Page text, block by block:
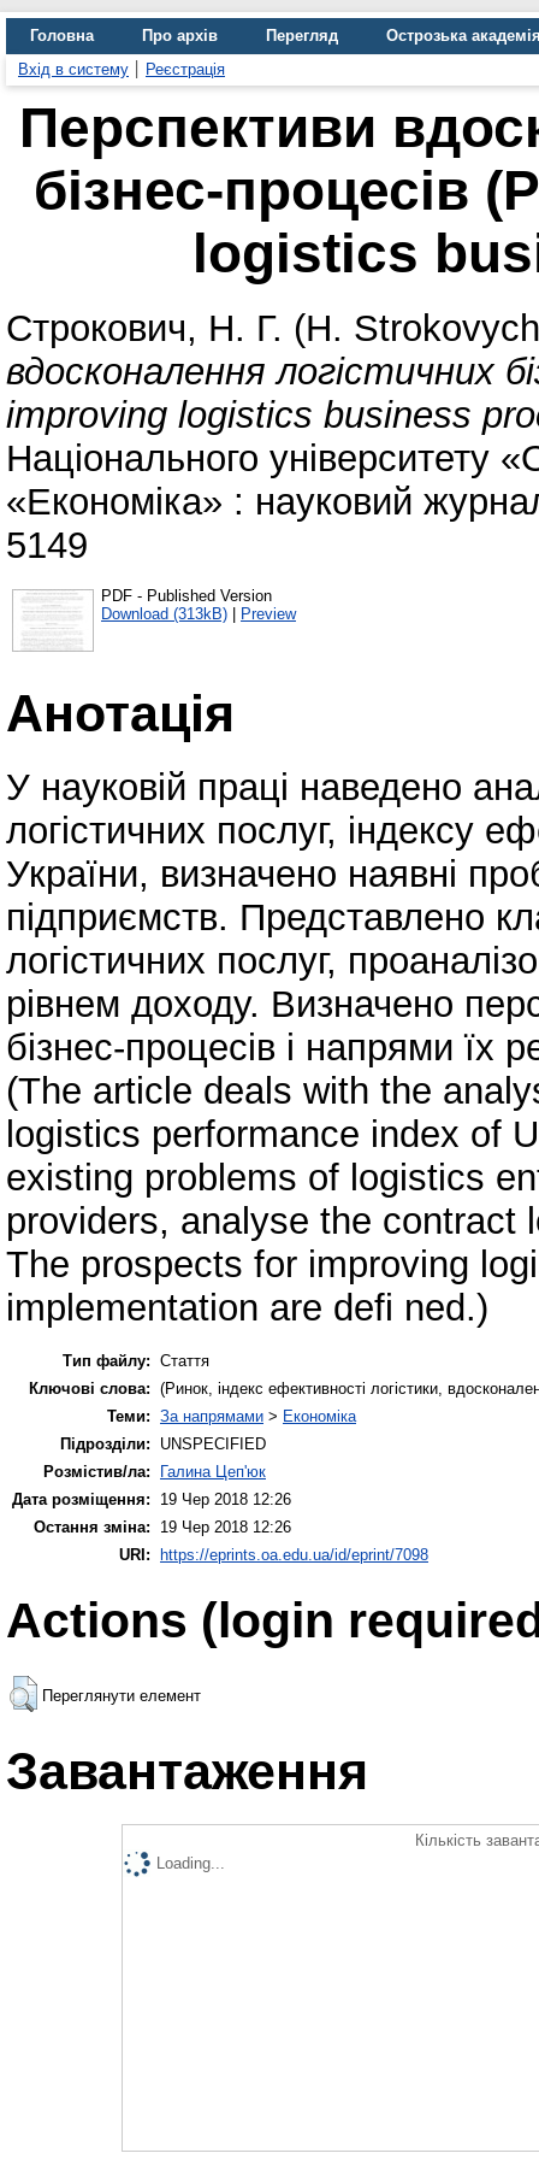
Головна Про архів Перегляд
Острозька
Вхід в систему
Реєстрація
Перспективи
бізнес-процесів
logistics
Строкович, Н. Г. (Н.
вдосконалення логістичних
improving logistics business
Національного університету
«Економіка» : науковий
5149
PDF - Published Version
Download (313kB) | Preview
Анотація
У науковій праці наведено
логістичних послуг, індексу
України, визначено наявні
підприємств. Представлено
логістичних послуг,
рівнем доходу. Визначено
бізнес-процесів і напрями їх
(The article deals with the
logistics performance index of
existing problems of logistics
providers, analyse the
The prospects for improving
implementation are defi ned.)
Тип файлу: Стаття
Ключові слова: (Pинок, індекс ефективності логістики,
Теми: За напрямами > Економіка
Підрозділи:
UNSPECIFIED
Розмістив/ла:
Галина Цеп'юк
Дата розміщення:
19 Чер 2018 12:26
Остання зміна:
19 Чер 2018 12:26
URI: https://eprints.oa.edu.ua/id/eprint/7098
Actions (login
Переглянути елемент
Завантаження
Кількість
Loading...